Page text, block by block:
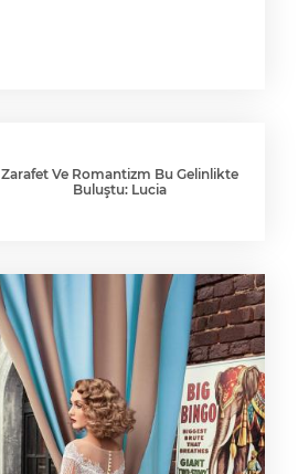
Zarafet Ve Romantizm Bu Gelinlikte
Buluştu: Lucia